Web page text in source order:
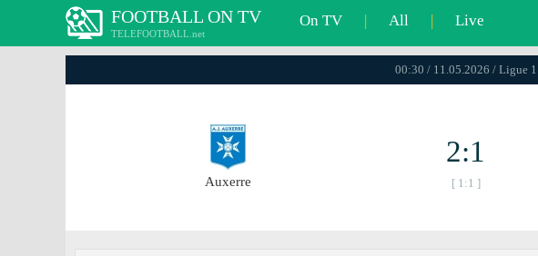
FOOTBALL ON TV
TELEFOOTBALL.net
On TV | All | Live
00:30 / 11.05.2026 / Ligue 1
Auxerre
2:1
[ 1:1 ]